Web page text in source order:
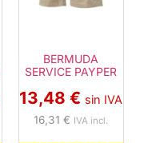
BERMUDA
SERVICE PAYPER
13,48€ sin IVA
16,31€ IVA incl.